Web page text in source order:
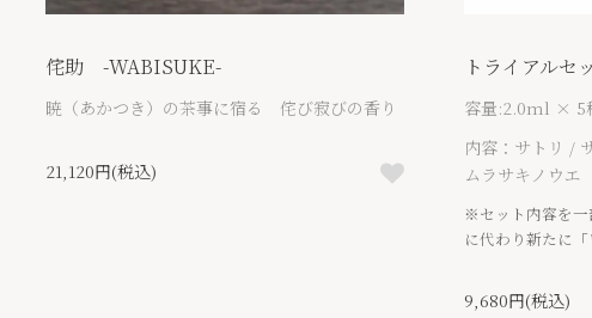
侘助 -WABISUKE-
暁（あかつき）の茶事に宿る 侘び寂びの香り
21,120円(税込)
トライアルセ
容量:2.0ml × 5
内容：サトリ /
ムラサキノウエ
※セット内容を一
に代わり新たに「
9,680円(税込)